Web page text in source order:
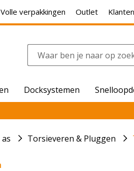
Volle verpakkingen Outlet
Docksystemen
Torsieveren & Pluggen